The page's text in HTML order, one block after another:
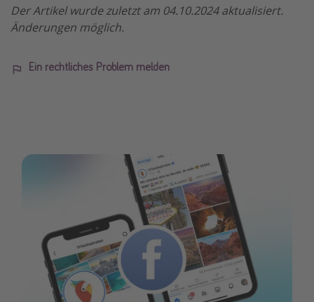
Der Artikel wurde zuletzt am 04.10.2024 aktualisiert.
Änderungen möglich.
Ein rechtliches Problem melden